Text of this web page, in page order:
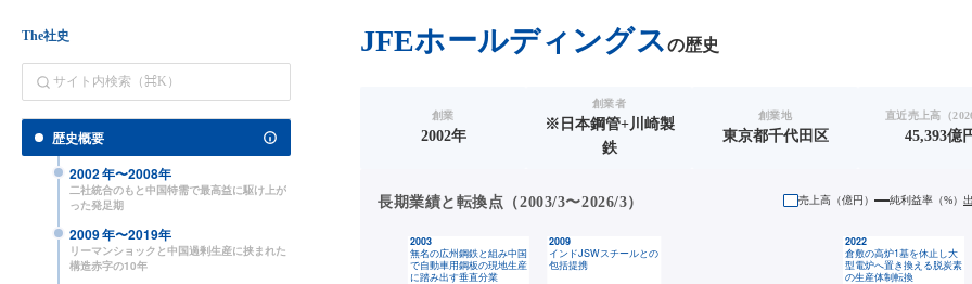
The社史
歴史概要
2002年〜2008年
二社統合のもと中国特需で最高益に駆け上が
った発足期
2009年〜2019年
リーマンショックと中国過剰生産に挟まれた
構造赤字の10年
JFEホールディングスの歴史
創業
2002年
創業者
※日本鋼管+川崎製
鉄
創業地
東京都千代田区
直近売上高（
45,393億
長期業績と転換点（2003/3〜2026/3） 売上高（億円） 純利益率（%）